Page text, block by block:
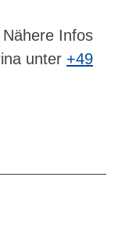
Infos
unter +49